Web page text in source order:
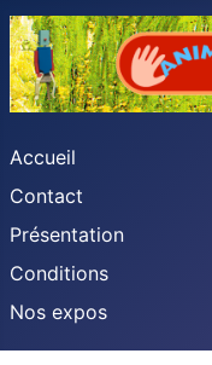
Accueil
Contact
Présentation
Conditions
Nos expos